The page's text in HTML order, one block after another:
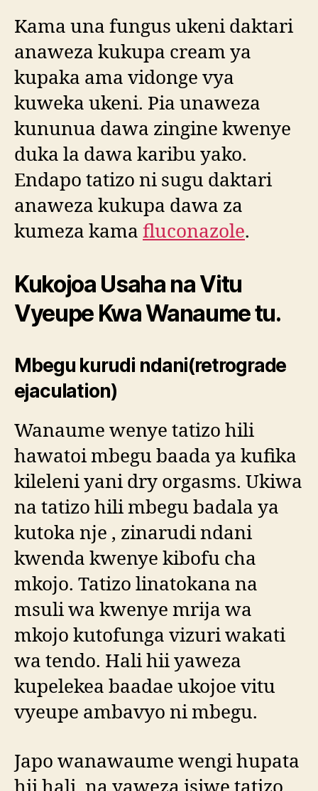
Kama una fungus ukeni daktari
anaweza kukupa cream ya
kupaka ama vidonge vya
kuweka ukeni. Pia unaweza
kununua dawa zingine kwenye
duka la dawa karibu yako.
Endapo tatizo ni sugu daktari
anaweza kukupa dawa za
kumeza kama fluconazole.
Kukojoa Usaha na Vitu
Vyeupe Kwa Wanaume tu.
Mbegu kurudi ndani(retrograde
ejaculation)
Wanaume wenye tatizo hili
hawatoi mbegu baada ya kufika
kileleni yani dry orgasms. Ukiwa
na tatizo hili mbegu badala ya
kutoka nje , zinarudi ndani
kwenda kwenye kibofu cha
mkojo. Tatizo linatokana na
msuli wa kwenye mrija wa
mkojo kutofunga vizuri wakati
wa tendo. Hali hii yaweza
kupelekea baadae ukojoe vitu
vyeupe ambavyo ni mbegu.
Japo wanawaume wengi hupata